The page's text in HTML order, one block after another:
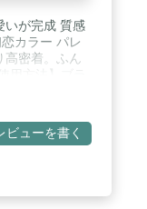
いが完成 質感
カラー パレ
高密着。ふん
しく塗布して
に異常が生
ださい。○化
うな場合に
ま化粧品類の
ビューを書く